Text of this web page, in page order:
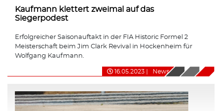
Kaufmann klettert zweimal auf das
Siegerpodest
Erfolgreicher Saisonauftakt in der FIA Historic Formel 2
Meisterschaft beim Jim Clark Revival in Hockenheim für
Wolfgang Kaufmann.
16.05.2023 News